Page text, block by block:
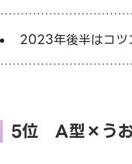
2023年後半はコツ
5位 A型×うお